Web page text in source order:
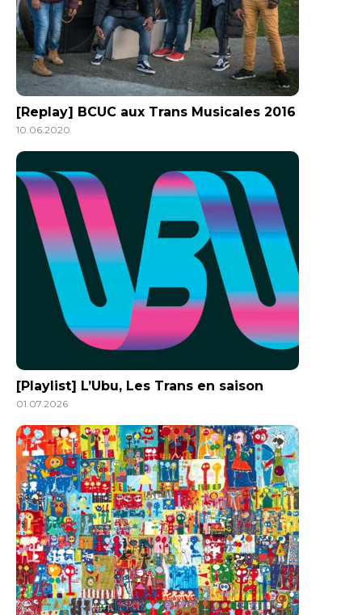
[Replay] BCUC aux Trans Musicales 2016
10.06.2020
[Playlist] L’Ubu, Les Trans en saison
01.07.2026